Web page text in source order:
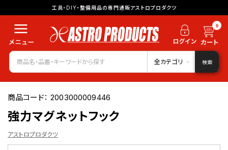
工具・DIY・整備用品の専門通販アストロプロダクツ
0
全カテゴリ 検索
商品コード：2003000009446
強力マグネットフック
アストロプロダクツ